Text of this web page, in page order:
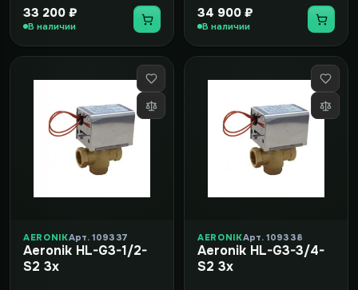
33 200 ₽
В наличии
34 900 ₽
В наличии
AERONIKАрт. 109337
Aeronik HL-G3-1/2-
S2 3х
AERONIKАрт. 109338
Aeronik HL-G3-3/4-
S2 3х